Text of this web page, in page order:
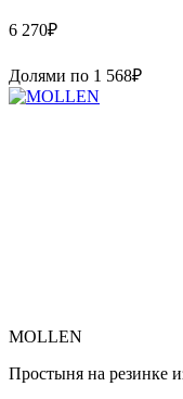
6 270₽
Долями по 1 568₽
MOLLEN
Простыня на резинке